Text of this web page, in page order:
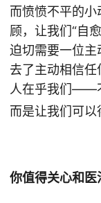
而愤愤不平的
顾，让我们“自
迫切需要一位
去了主动相信
人在乎我们——
而是让我们可以
你值得关心和医